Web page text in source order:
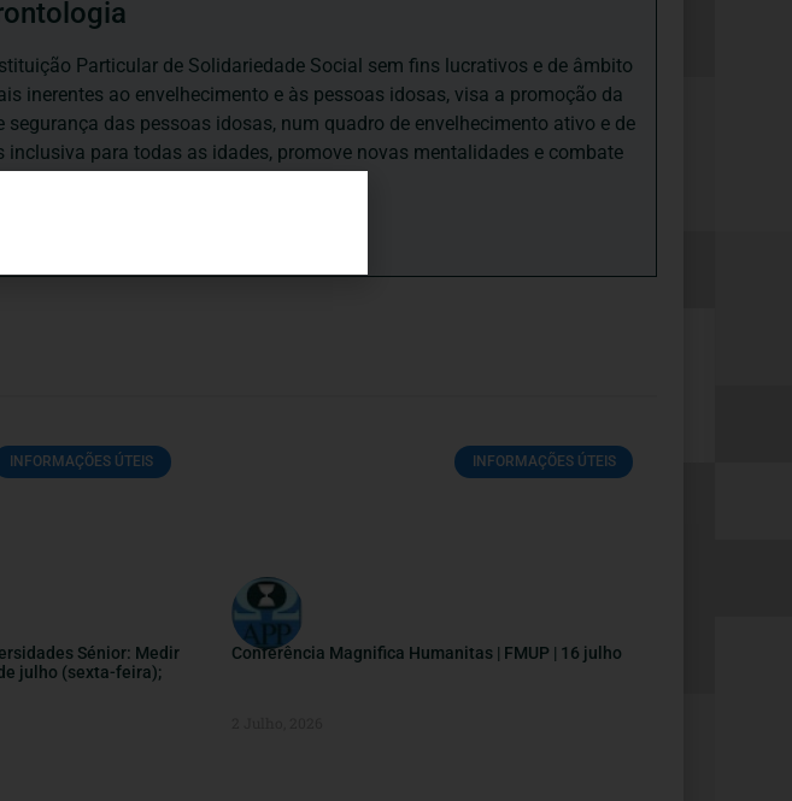
Particular de Solidariedade Social sem fins lucrativos e de âmbito
inerentes ao envelhecimento e às pessoas idosas, visa a promoção da
das pessoas idosas, num quadro de envelhecimento ativo e de
para todas as idades, promove novas mentalidades e combate
INFORMAÇÕES ÚTEIS
Sénior: Medir
julho (sexta-feira);
INFORMAÇÕES ÚTEIS
Conferência Magnifica Humanitas | FMUP | 16 julho